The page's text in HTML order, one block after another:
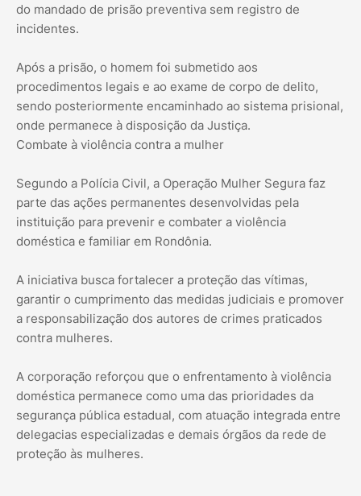
do mandado de prisão preventiva sem registro de
incidentes.
Após a prisão, o homem foi submetido aos
procedimentos legais e ao exame de corpo de delito,
sendo posteriormente encaminhado ao sistema prisional,
onde permanece à disposição da Justiça.
Combate à violência contra a mulher
Segundo a Polícia Civil, a Operação Mulher Segura faz
parte das ações permanentes desenvolvidas pela
instituição para prevenir e combater a violência
doméstica e familiar em Rondônia.
A iniciativa busca fortalecer a proteção das vítimas,
garantir o cumprimento das medidas judiciais e promover
a responsabilização dos autores de crimes praticados
contra mulheres.
A corporação reforçou que o enfrentamento à violência
doméstica permanece como uma das prioridades da
segurança pública estadual, com atuação integrada entre
delegacias especializadas e demais órgãos da rede de
proteção às mulheres.